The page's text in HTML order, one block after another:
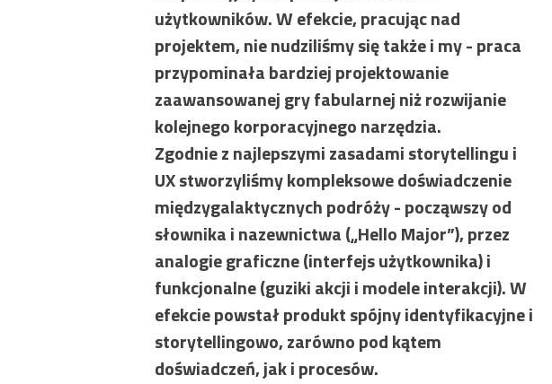
użytkowników. W efekcie, pracując nad
projektem, nie nudziliśmy się także i my - praca
przypominała bardziej projektowanie
zaawansowanej gry fabularnej niż rozwijanie
kolejnego korporacyjnego narzędzia.
Zgodnie z najlepszymi zasadami storytellingu i
UX stworzyliśmy kompleksowe doświadczenie
międzygalaktycznych podróży - począwszy od
słownika i nazewnictwa („Hello Major”), przez
analogie graficzne (interfejs użytkownika) i
funkcjonalne (guziki akcji i modele interakcji). W
efekcie powstał produkt spójny identyfikacyjne i
storytellingowo, zarówno pod kątem
doświadczeń, jak i procesów.